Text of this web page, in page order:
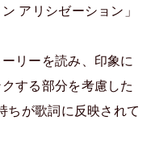
アリシゼーション」
リーを読み、印象に
する部分を考慮した
ちが歌詞に反映されて